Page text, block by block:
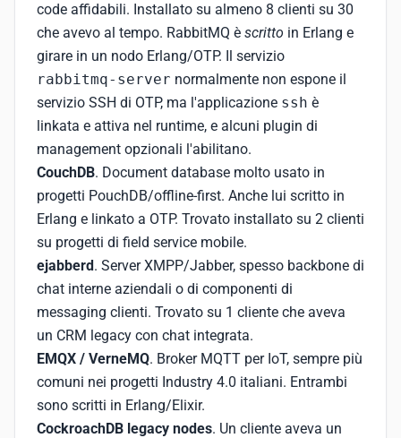
code affidabili. Installato su almeno 8 clienti su 30
che avevo al tempo. RabbitMQ è scritto in Erlang e
girare in un nodo Erlang/OTP. Il servizio
rabbitmq-server normalmente non espone il
servizio SSH di OTP, ma l'applicazione ssh è
linkata e attiva nel runtime, e alcuni plugin di
management opzionali l'abilitano.
CouchDB. Document database molto usato in
progetti PouchDB/offline-first. Anche lui scritto in
Erlang e linkato a OTP. Trovato installato su 2 clienti
su progetti di field service mobile.
ejabberd. Server XMPP/Jabber, spesso backbone di
chat interne aziendali o di componenti di
messaging clienti. Trovato su 1 cliente che aveva
un CRM legacy con chat integrata.
EMQX / VerneMQ. Broker MQTT per IoT, sempre più
comuni nei progetti Industry 4.0 italiani. Entrambi
sono scritti in Erlang/Elixir.
CockroachDB legacy nodes. Un cliente aveva un